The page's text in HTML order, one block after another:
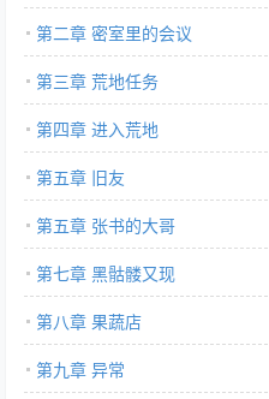
第二章 密室里的会议
第三章 荒地任务
第四章 进入荒地
第五章 旧友
第五章 张书的大哥
第七章 黑骷髅又现
第八章 果蔬店
第九章 异常